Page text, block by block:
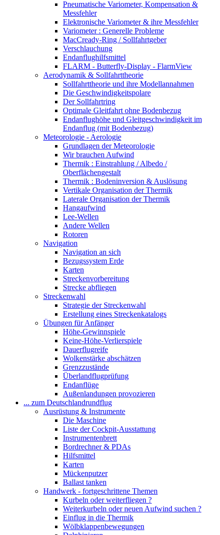
Pneumatische Variometer, Kompensation &
Messfehler
Elektronische Variometer & ihre Messfehler
Variometer : Generelle Probleme
MacCready-Ring / Sollfahrtgeber
Verschlauchung
Endanflughilfsmittel
FLARM - Butterfly-Display - FlarmView
Aerodynamik & Sollfahrttheorie
Sollfahrttheorie und ihre Modellannahmen
Die Geschwindigkeitspolare
Der Sollfahrtring
Optimale Gleitfahrt ohne Bodenbezug
Endanflughöhe und Gleitgeschwindigkeit im
Endanflug (mit Bodenbezug)
Meteorologie - Aerologie
Grundlagen der Meteorologie
Wir brauchen Aufwind
Thermik : Einstrahlung / Albedo /
Oberflächengestalt
Thermik : Bodeninversion & Auslösung
Vertikale Organisation der Thermik
Laterale Organisation der Thermik
Hangaufwind
Lee-Wellen
Andere Wellen
Rotoren
Navigation
Navigation an sich
Bezugssystem Erde
Karten
Streckenvorbereitung
Strecke abfliegen
Streckenwahl
Strategie der Streckenwahl
Erstellung eines Streckenkatalogs
Übungen für Anfänger
Höhe-Gewinnspiele
Keine-Höhe-Verlierspiele
Dauerflugreife
Wolkenstärke abschätzen
Grenzzustände
Überlandflugprüfung
Endanflüge
Außenlandungen provozieren
... zum Deutschlandrundflug
Ausrüstung & Instrumente
Die Maschine
Liste der Cockpit-Ausstattung
Instrumentenbrett
Bordrechner & PDAs
Hilfsmittel
Karten
Mückenputzer
Ballast tanken
Handwerk - fortgeschrittene Themen
Kurbeln oder weiterfliegen ?
Weiterkurbeln oder neuen Aufwind suchen ?
Einflug in die Thermik
Wölbklappenbewegungen